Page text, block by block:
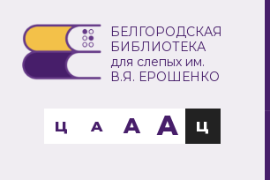
БЕЛГОРОДСКАЯ
БИБЛИОТЕКА
для слепых им.
В.Я. ЕРОШЕНКО
Ц A A A Ц